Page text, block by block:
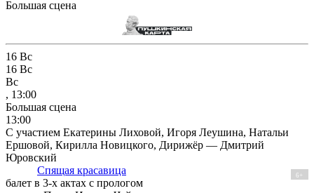
Большая сцена
16 Вс
16 Вс
Вс
, 13:00
Большая сцена
13:00
С участием Екатерины Лиховой, Игоря Леушина, Натальи
Ершовой, Кирилла Новицкого, Дирижёр — Дмитрий
Юровский
Спящая красавица
6+
балет в 3-х актах с прологом